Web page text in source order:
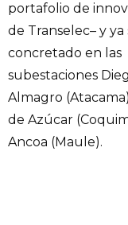
portafolio de
de Transelec– y ya
concretado en las
subestaciones
Almagro
de Azúcar
Ancoa (Maule).